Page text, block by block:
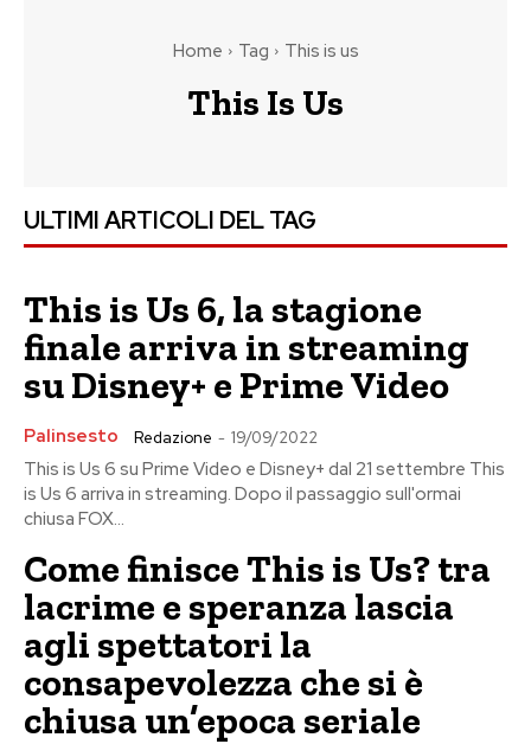
Home Tag This is us
This Is Us
ULTIMI ARTICOLI DEL TAG
This is Us 6, la stagione
finale arriva in streaming
su Disney+ e Prime Video
Palinsesto Redazione - 19/09/2022
This is Us 6 su Prime Video e Disney+ dal 21 settembre This
is Us 6 arriva in streaming. Dopo il passaggio sull'ormai
chiusa FOX...
Come finisce This is Us? tra
lacrime e speranza lascia
agli spettatori la
consapevolezza che si è
chiusa un’epoca seriale